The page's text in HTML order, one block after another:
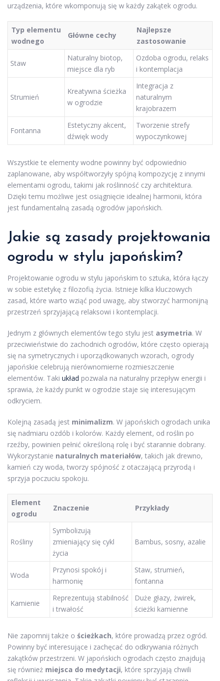
urządzenia, które wkomponują się w każdy zakątek ogrodu.
Typ elementu
wodnego
Główne cechy
Najlepsze
zastosowanie
Staw
Naturalny biotop,
miejsce dla ryb
Ozdoba ogrodu, relaks
i kontemplacja
Strumień
Kreatywna ścieżka
w ogrodzie
Integracja z
naturalnym
krajobrazem
Fontanna
Estetyczny akcent,
dźwięk wody
Tworzenie strefy
wypoczynkowej
Wszystkie te elementy wodne powinny być odpowiednio
zaplanowane, aby współtworzyły spójną kompozycję z innymi
elementami ogrodu, takimi jak roślinność czy architektura.
Dzięki temu możliwe jest osiągnięcie idealnej harmonii, która
jest fundamentalną zasadą ogrodów japońskich.
Jakie są zasady projektowania
ogrodu w stylu japońskim?
Projektowanie ogrodu w stylu japońskim to sztuka, która łączy
w sobie estetykę z filozofią życia. Istnieje kilka kluczowych
zasad, które warto wziąć pod uwagę, aby stworzyć harmonijną
przestrzeń sprzyjającą relaksowi i kontemplacji.
Jednym z głównych elementów tego stylu jest asymetria. W
przeciwieństwie do zachodnich ogrodów, które często opierają
się na symetrycznych i uporządkowanych wzorach, ogrody
japońskie celebrują nierównomierne rozmieszczenie
elementów. Taki układ pozwala na naturalny przepływ energii i
sprawia, że każdy punkt w ogrodzie staje się interesującym
odkryciem.
Kolejną zasadą jest minimalizm. W japońskich ogrodach unika
się nadmiaru ozdób i kolorów. Każdy element, od roślin po
rzeźby, powinien pełnić określoną rolę i być starannie dobrany.
Wykorzystanie naturalnych materiałów, takich jak drewno,
kamień czy woda, tworzy spójność z otaczającą przyrodą i
sprzyja poczuciu spokoju.
Element
ogrodu
Znaczenie Przykłady
Rośliny
Symbolizują
zmieniający się cykl
życia
Bambus, sosny, azalie
Woda
Przynosi spokój i
harmonię
Staw, strumień,
fontanna
Kamienie
Reprezentują stabilność
i trwałość
Duże głazy, żwirek,
ścieżki kamienne
Nie zapomnij także o ścieżkach, które prowadzą przez ogród.
Powinny być interesujące i zachęcać do odkrywania różnych
zakątków przestrzeni. W japońskich ogrodach często znajdują
się również miejsca do medytacji, które sprzyjają chwili